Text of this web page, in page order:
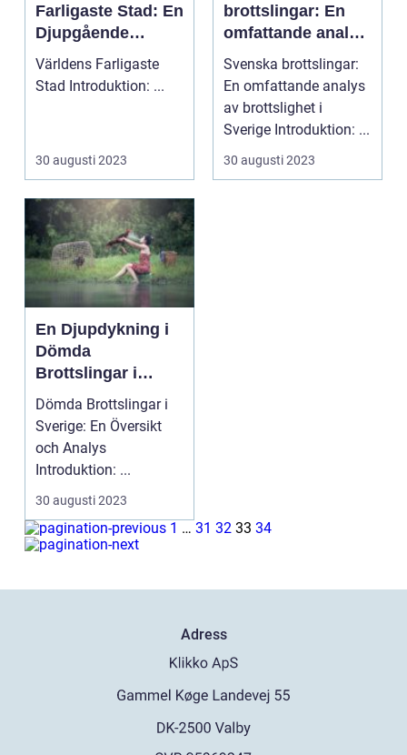
Farligaste Stad: En
Djupgående
Analys
Världens Farligaste
Stad Introduktion: ...
30 augusti 2023
brottslingar: En
omfattande analys
av brottslighet i
Sverige”
Svenska brottslingar:
En omfattande analys
av brottslighet i
Sverige Introduktion: ...
30 augusti 2023
En Djupdykning i
Dömda
Brottslingar i
Sverige: En
Översikt och
Analys
Dömda Brottslingar i
Sverige: En Översikt
och Analys
Introduktion: ...
30 augusti 2023
1 … 31 32 33 34
Adress